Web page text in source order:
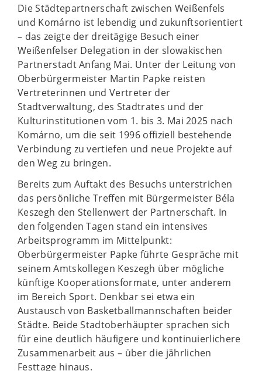
Die Städtepartnerschaft zwischen Weißenfels
und Komárno ist lebendig und zukunftsorientiert
– das zeigte der dreitägige Besuch einer
Weißenfelser Delegation in der slowakischen
Partnerstadt Anfang Mai. Unter der Leitung von
Oberbürgermeister Martin Papke reisten
Vertreterinnen und Vertreter der
Stadtverwaltung, des Stadtrates und der
Kulturinstitutionen vom 1. bis 3. Mai 2025 nach
Komárno, um die seit 1996 offiziell bestehende
Verbindung zu vertiefen und neue Projekte auf
den Weg zu bringen.
Bereits zum Auftakt des Besuchs unterstrichen
das persönliche Treffen mit Bürgermeister Béla
Keszegh den Stellenwert der Partnerschaft. In
den folgenden Tagen stand ein intensives
Arbeitsprogramm im Mittelpunkt:
Oberbürgermeister Papke führte Gespräche mit
seinem Amtskollegen Keszegh über mögliche
künftige Kooperationsformate, unter anderem
im Bereich Sport. Denkbar sei etwa ein
Austausch von Basketballmannschaften beider
Städte. Beide Stadtoberhäupter sprachen sich
für eine deutlich häufigere und kontinuierlichere
Zusammenarbeit aus – über die jährlichen
Festtage hinaus.